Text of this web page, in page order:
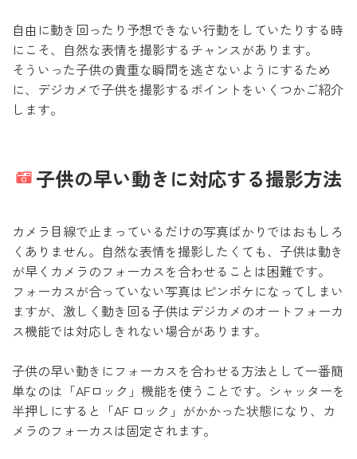
自由に動き回ったり予想できない行動をしていたりする時
にこそ、 自然な表情を撮影するチャンスがあります。
そういった子供の貴重な瞬間を逃さないようにするため
に、 デジカメで子供を撮影するポイントをいくつかご紹介
します。
子供の早い動きに対応する撮影方法
カメラ目線で止まっているだけの写真ばかりではおもしろ
くありません。自然な表情を撮影したくても、子供は動き
が早くカメラのフォーカスを合わせることは困難です。
フォーカスが合っていない写真はピンボケになってしまい
ますが、激しく動き回る子供はデジカメのオートフォーカ
ス機能では対応しきれない場合があります。
子供の早い動きにフォーカスを合わせる方法として一番簡
単なのは「AFロック」機能を使うことです。シャッターを
半押しにすると「AF ロック」がかかった状態になり、カ
メラのフォーカスは固定されます。